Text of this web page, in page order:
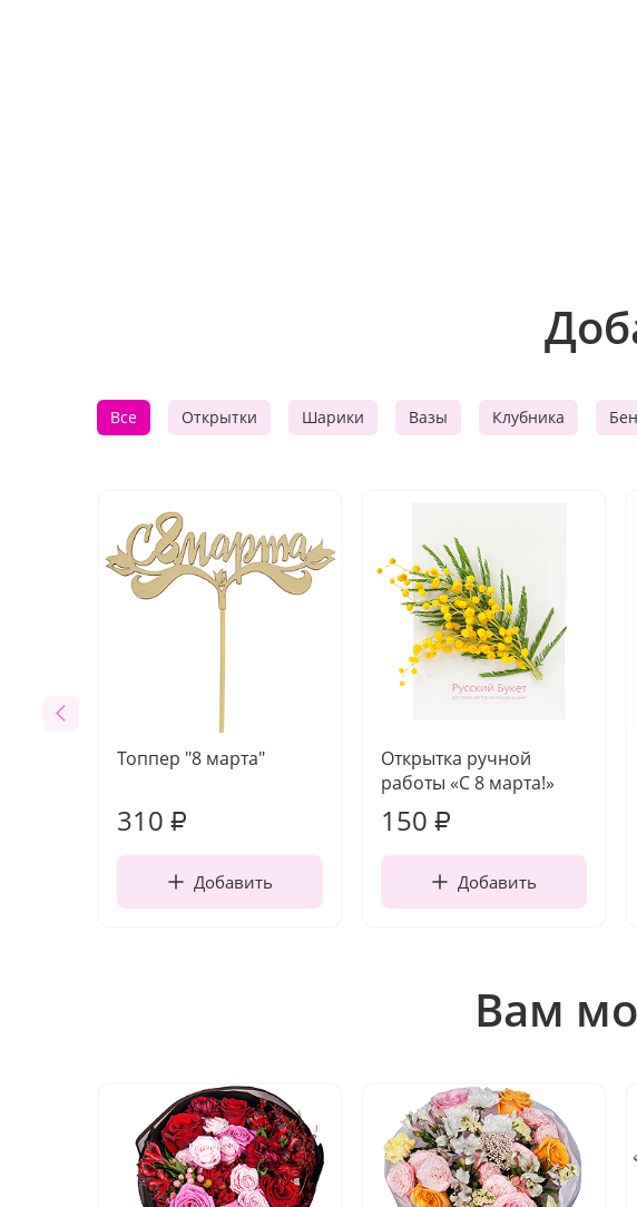
Все Открытки Шарики Вазы Клубника
Топпер "8 марта"
310 ₽
Добавить
Открытка ручной
работы «С 8 марта!»
150 ₽
Добавить
Вам